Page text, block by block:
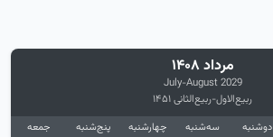
مرداد ۱۴۰۸
July-August 2029
ربیع‌الاول-ربیع‌الثانی ۱۴۵۱
دوشنبه سه‌شنبه چهارشنبه پنج‌شنبه جمعه